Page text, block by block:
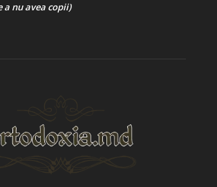
a nu avea copii)